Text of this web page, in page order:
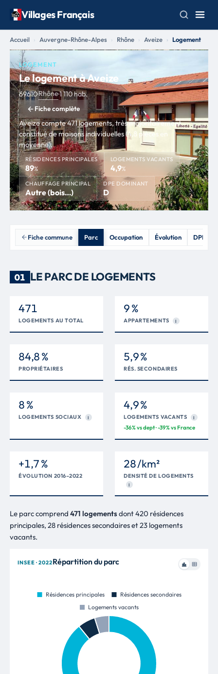
Villages Français
Accueil Auvergne-Rhône-Alpes Rhône Aveize Logement
LOGEMENT
Le logement à Aveize
69610·Rhône·1 110 hab.
Fiche complète
Aveize compte 471 logements, très majoritairement
constitué de maisons individuelles (4,8 pièces en
moyenne).
RÉSIDENCES PRINCIPALES
89%
LOGEMENTS VACANTS
4,9%
CHAUFFAGE PRINCIPAL
Autre (bois…)
DPE DOMINANT
D
Fiche commune Parc Occupation Évolution DPE
01 LE PARC DE LOGEMENTS
471
LOGEMENTS AU TOTAL
9 %
APPARTEMENTS I
84,8 %
PROPRIÉTAIRES
5,9 %
RÉS. SECONDAIRES
8 %
LOGEMENTS SOCIAUX I
4,9 %
LOGEMENTS VACANTS I
-36% vs dept · -39% vs France
+1,7 %
ÉVOLUTION 2016–2022
28 /km²
DENSITÉ DE LOGEMENTS
I
Le parc comprend 471 logementsdont 420 résidences
principales, 28 résidences secondaires et 23 logements
vacants.
INSEE · 2022Répartition du parc